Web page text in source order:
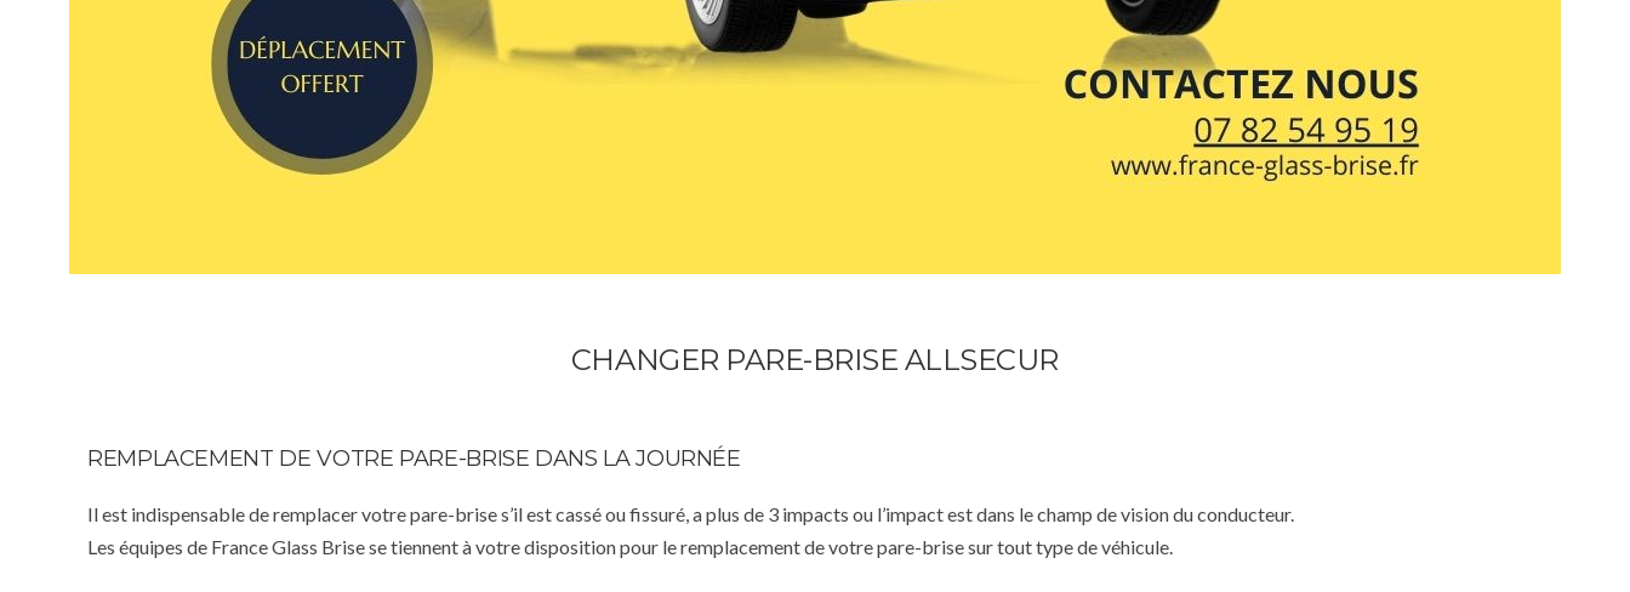
CHANGER PARE-BRISE ALLSECUR
REMPLACEMENT DE VOTRE PARE-BRISE DANS LA JOURNÉE
Il est indispensable de remplacer votre pare-brise s’il est cassé ou fissuré, a plus de 3 impacts ou l’impact est dans le champ de vision du conducteur.
Les équipes de France Glass Brise se tiennent à votre disposition pour le remplacement de votre pare-brise sur tout type de véhicule.